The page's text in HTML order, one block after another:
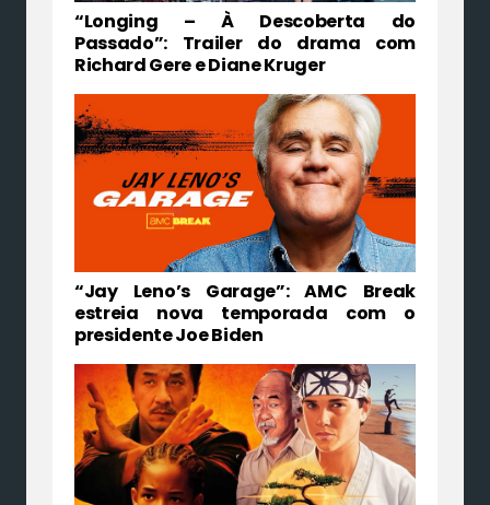
“Longing – À Descoberta do
Passado”: Trailer do drama com
Richard Gere e Diane Kruger
“Jay Leno’s Garage”: AMC Break
estreia nova temporada com o
presidente Joe Biden